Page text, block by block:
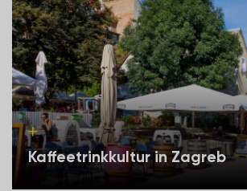
Kaffeetrinkkultur in Zagreb